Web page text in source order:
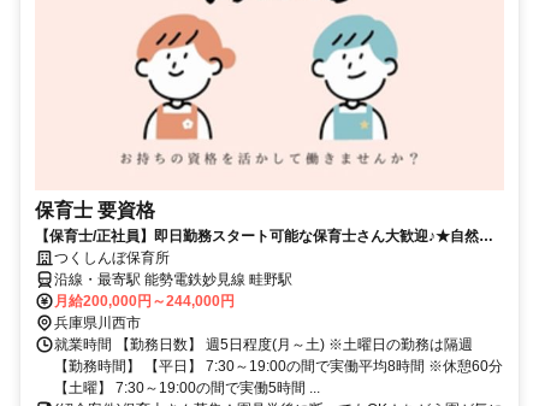
保育士 要資格
【保育士/正社員】即日勤務スタート可能な保育士さん大歓迎♪★自然を
いかした遊びの中で、つくしんぼのようにたくましく育ってね♪(つくし
んぼ保育所(認可))
つくしんぼ保育所
沿線・最寄駅 能勢電鉄妙見線 畦野駅
月給200,000円～244,000円
兵庫県川西市
就業時間 【勤務日数】 週5日程度(月～土) ※土曜日の勤務は隔週
【勤務時間】 【平日】 7:30～19:00の間で実働平均8時間 ※休憩60分
【土曜】 7:30～19:00の間で実働5時間 ...